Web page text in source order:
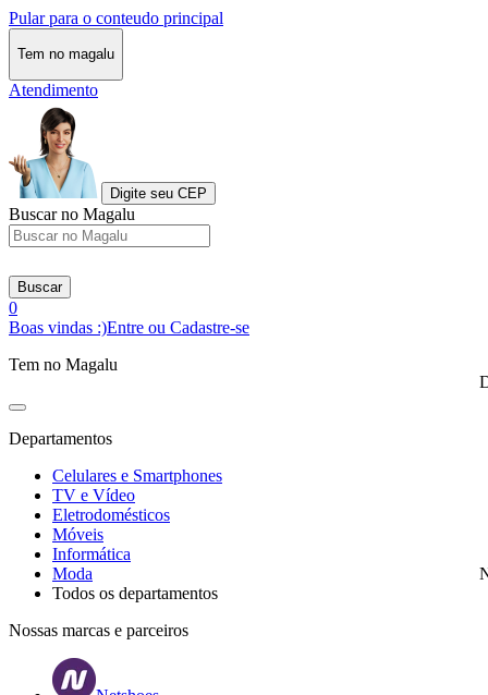
Pular para o conteudo principal
Tem no magalu
Atendimento
Digite seu CEP
Buscar no Magalu
Buscar
0
Boas vindas :)Entre ou Cadastre-se
Tem no Magalu
Departamentos
Celulares e Smartphones
TV e Vídeo
Eletrodomésticos
Móveis
Informática
Moda
Todos os departamentos
Nossas marcas e parceiros